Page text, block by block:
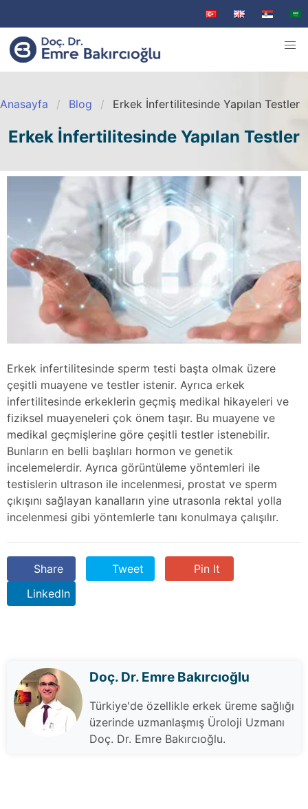
Anasayfa Blog Erkek İnfertilitesinde Yapılan Testler
Erkek İnfertilitesinde Yapılan Testler
Erkek infertilitesinde sperm testi başta olmak üzere
çeşitli muayene ve testler istenir. Ayrıca erkek
infertilitesinde erkeklerin geçmiş medikal hikayeleri ve
fiziksel muayeneleri çok önem taşır. Bu muayene ve
medikal geçmişlerine göre çeşitli testler istenebilir.
Bunların en belli başlıları hormon ve genetik
incelemelerdir. Ayrıca görüntüleme yöntemleri ile
testislerin ultrason ile incelenmesi, prostat ve sperm
çıkışını sağlayan kanalların yine utrasonla rektal yolla
incelenmesi gibi yöntemlerle tanı konulmaya çalışılır.
Share Tweet
Pin It
LinkedIn
Doç. Dr. Emre Bakırcıoğlu
Türkiye'de özellikle erkek üreme sağlığı
üzerinde uzmanlaşmış Üroloji Uzmanı
Doç. Dr. Emre Bakırcıoğlu.